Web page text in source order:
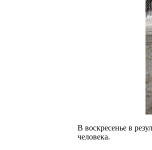
В воскресенье в
человека.